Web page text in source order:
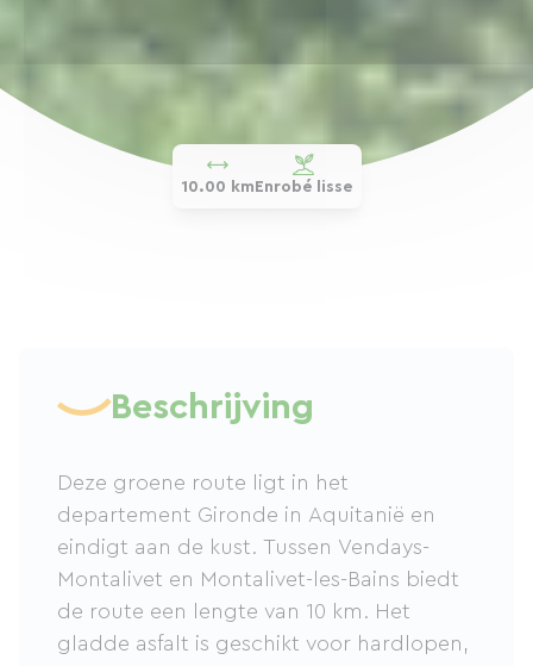
10.00 km Enrobé lisse
Beschrijving
Deze groene route ligt in het
departement Gironde in Aquitanië en
eindigt aan de kust. Tussen Vendays-
Montalivet en Montalivet-les-Bains biedt
de route een lengte van 10 km. Het
gladde asfalt is geschikt voor hardlopen,